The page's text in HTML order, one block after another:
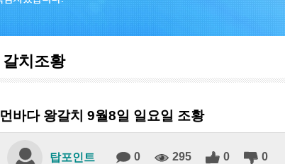
갈치조황
먼바다 왕갈치 9월8일 일요일 조황
탑포인트 0 295 0 0